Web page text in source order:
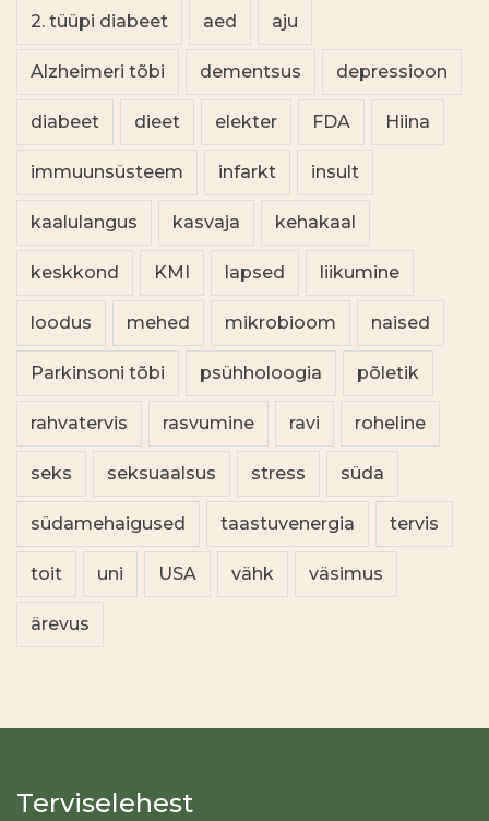
2. tüüpi diabeet aed aju
Alzheimeri tõbi dementsus depressioon
diabeet dieet elekter FDA Hiina
immuunsüsteem infarkt insult
kaalulangus kasvaja kehakaal
keskkond KMI lapsed liikumine
loodus mehed mikrobioom naised
Parkinsoni tõbi psühholoogia põletik
rahvatervis rasvumine ravi roheline
seks seksuaalsus stress süda
südamehaigused taastuvenergia tervis
toit uni USA vähk väsimus
ärevus
Terviselehest